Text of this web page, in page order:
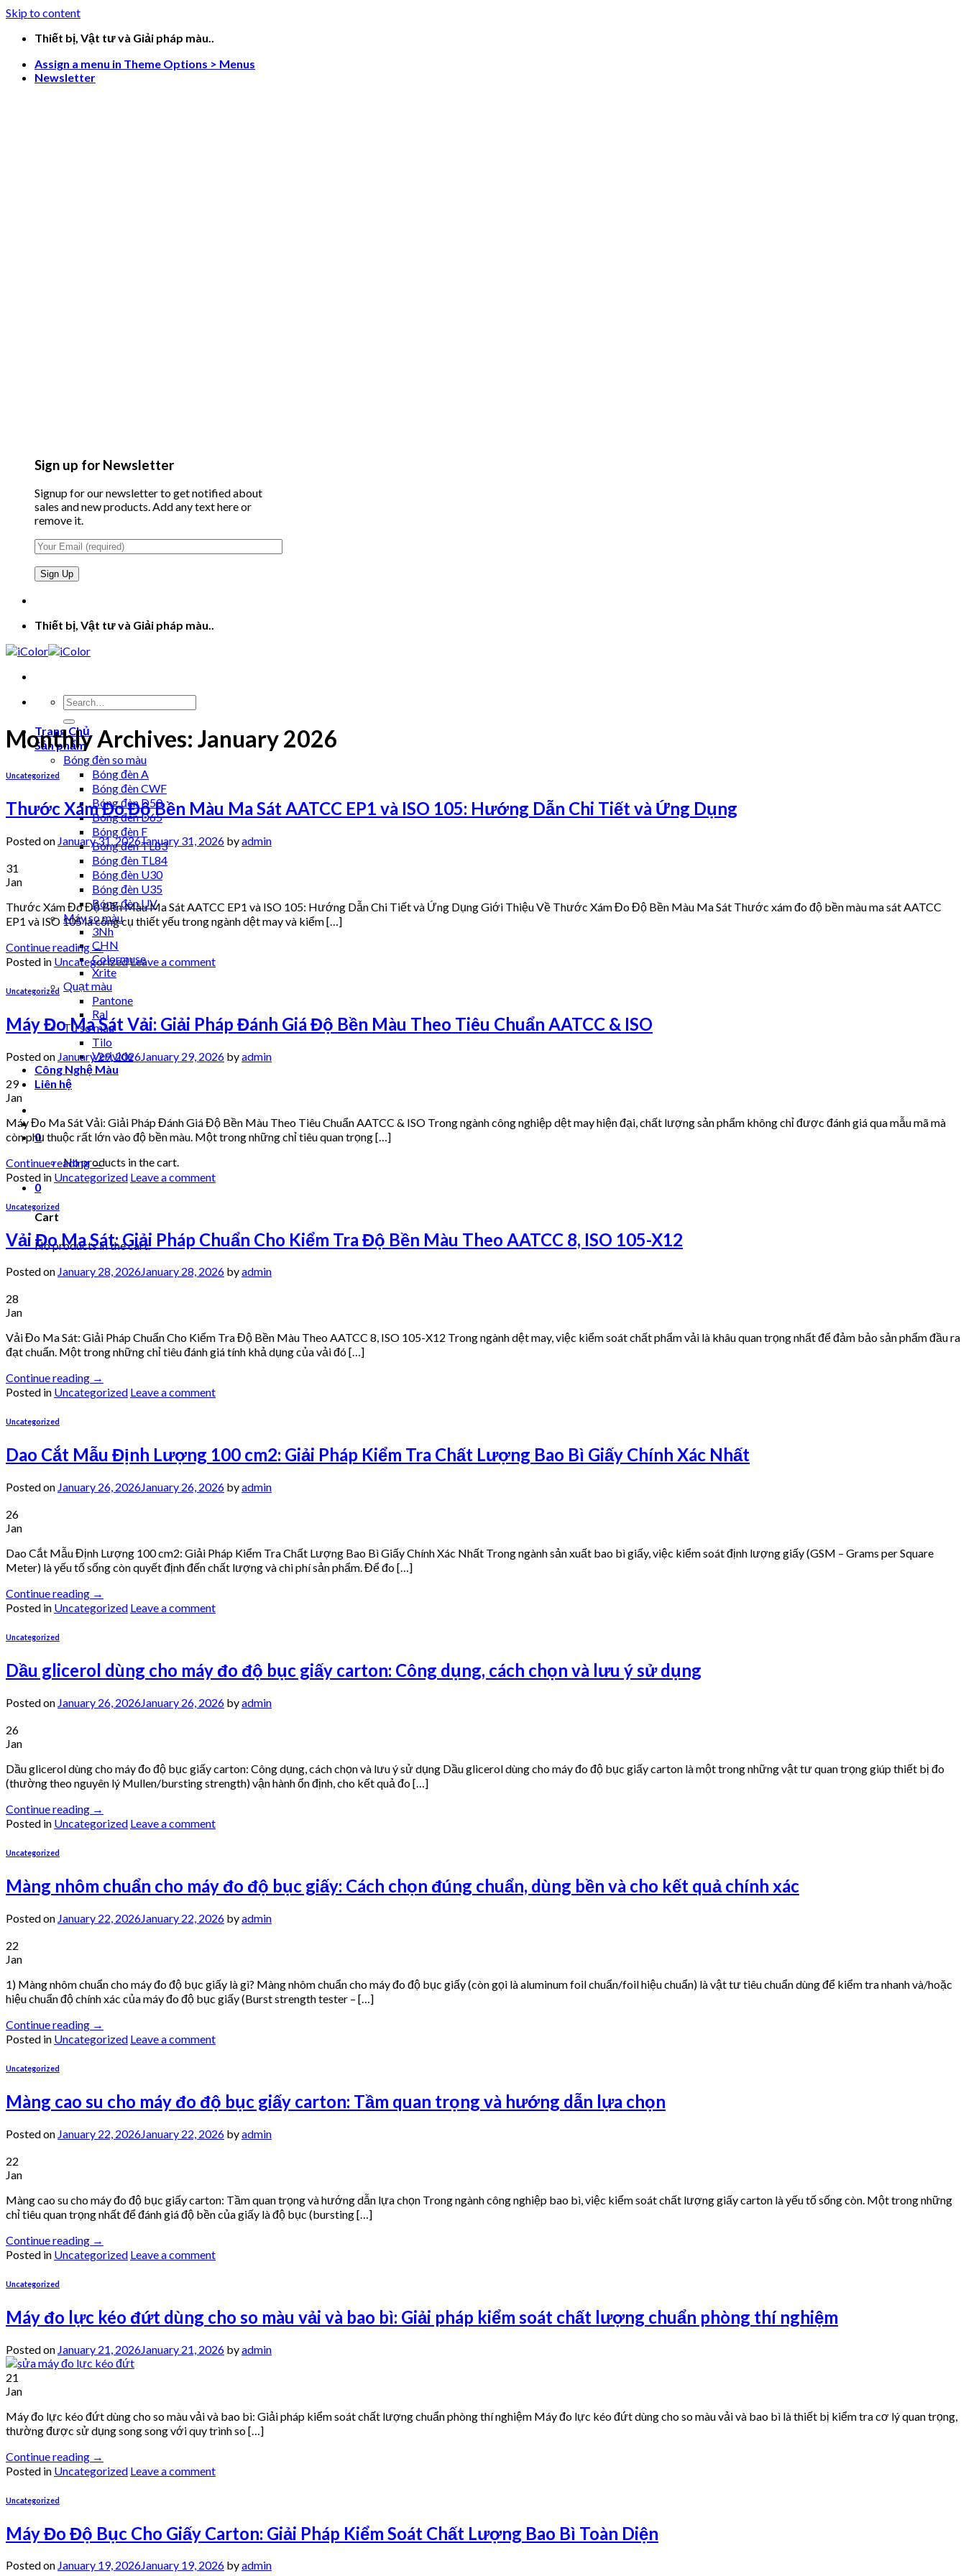
Skip to content
Thiết bị, Vật tư và Giải pháp màu..
Assign a menu in Theme Options > Menus
Newsletter
Sign up for Newsletter
Signup for our newsletter to get notified about
sales and new products. Add any text here or
remove it.
Thiết bị, Vật tư và Giải pháp màu..
Trang Chủ
Sản phẩm
Bóng đèn so màu
Bóng đèn A
Bóng đèn CWF
Bóng đèn D50
Bóng đèn D65
Bóng đèn F
Bóng đèn TL83
Bóng đèn TL84
Bóng đèn U30
Bóng đèn U35
Bóng đèn UV
Máy so màu
3Nh
CHN
Colormuse
Xrite
Quạt màu
Pantone
Ral
Tủ so màu
Tilo
Verivide
Công Nghệ Màu
Liên hệ
0
No products in the cart.
0
Cart
No products in the cart.
Monthly Archives: January 2026
Uncategorized
Thước Xám Đo Độ Bền Màu Ma Sát AATCC EP1 và ISO 105: Hướng Dẫn Chi Tiết và Ứng Dụng
Posted on January 31, 2026January 31, 2026 byadmin
31
Jan
Thước Xám Đo Độ Bền Màu Ma Sát AATCC EP1 và ISO 105: Hướng Dẫn Chi Tiết và Ứng Dụng Giới Thiệu Về Thước Xám Đo Độ Bền Màu Ma Sát Thước xám đo độ bền màu ma sát AATCC
EP1 và ISO 105 là công cụ thiết yếu trong ngành dệt may và kiểm […]
Continue reading→
Posted in UncategorizedLeave a comment
Uncategorized
Máy Đo Ma Sát Vải: Giải Pháp Đánh Giá Độ Bền Màu Theo Tiêu Chuẩn AATCC & ISO
Posted on January 29, 2026January 29, 2026 byadmin
29
Jan
Máy Đo Ma Sát Vải: Giải Pháp Đánh Giá Độ Bền Màu Theo Tiêu Chuẩn AATCC & ISO Trong ngành công nghiệp dệt may hiện đại, chất lượng sản phẩm không chỉ được đánh giá qua mẫu mã mà
còn phụ thuộc rất lớn vào độ bền màu. Một trong những chỉ tiêu quan trọng […]
Continue reading→
Posted in Uncategorized Leave a comment
Uncategorized
Vải Đo Ma Sát: Giải Pháp Chuẩn Cho Kiểm Tra Độ Bền Màu Theo AATCC 8, ISO 105-X12
Posted on January 28, 2026January 28, 2026 byadmin
28
Jan
Vải Đo Ma Sát: Giải Pháp Chuẩn Cho Kiểm Tra Độ Bền Màu Theo AATCC 8, ISO 105-X12 Trong ngành dệt may, việc kiểm soát chất phẩm vải là khâu quan trọng nhất để đảm bảo sản phẩm đầu ra
đạt chuẩn. Một trong những chỉ tiêu đánh giá tính khả dụng của vải đó […]
Continue reading →
Posted in Uncategorized Leave a comment
Uncategorized
Dao Cắt Mẫu Định Lượng 100 cm2: Giải Pháp Kiểm Tra Chất Lượng Bao Bì Giấy Chính Xác Nhất
Posted on January 26, 2026January 26, 2026 byadmin
26
Jan
Dao Cắt Mẫu Định Lượng 100 cm2: Giải Pháp Kiểm Tra Chất Lượng Bao Bì Giấy Chính Xác Nhất Trong ngành sản xuất bao bì giấy, việc kiểm soát định lượng giấy (GSM – Grams per Square
Meter) là yếu tố sống còn quyết định đến chất lượng và chi phí sản phẩm. Để đo […]
Continue reading →
Posted in Uncategorized Leave a comment
Uncategorized
Dầu glicerol dùng cho máy đo độ bục giấy carton: Công dụng, cách chọn và lưu ý sử dụng
Posted on January 26, 2026January 26, 2026 byadmin
26
Jan
Dầu glicerol dùng cho máy đo độ bục giấy carton: Công dụng, cách chọn và lưu ý sử dụng Dầu glicerol dùng cho máy đo độ bục giấy carton là một trong những vật tư quan trọng giúp thiết bị đo
(thường theo nguyên lý Mullen/bursting strength) vận hành ổn định, cho kết quả đo […]
Continue reading →
Posted in Uncategorized Leave a comment
Uncategorized
Màng nhôm chuẩn cho máy đo độ bục giấy: Cách chọn đúng chuẩn, dùng bền và cho kết quả chính xác
Posted on January 22, 2026January 22, 2026 byadmin
22
Jan
1) Màng nhôm chuẩn cho máy đo độ bục giấy là gì? Màng nhôm chuẩn cho máy đo độ bục giấy (còn gọi là aluminum foil chuẩn/foil hiệu chuẩn) là vật tư tiêu chuẩn dùng để kiểm tra nhanh và/hoặc
hiệu chuẩn độ chính xác của máy đo độ bục giấy (Burst strength tester – […]
Continue reading →
Posted in Uncategorized Leave a comment
Uncategorized
Màng cao su cho máy đo độ bục giấy carton: Tầm quan trọng và hướng dẫn lựa chọn
Posted on January 22, 2026January 22, 2026 byadmin
22
Jan
Màng cao su cho máy đo độ bục giấy carton: Tầm quan trọng và hướng dẫn lựa chọn Trong ngành công nghiệp bao bì, việc kiểm soát chất lượng giấy carton là yếu tố sống còn. Một trong những
chỉ tiêu quan trọng nhất để đánh giá độ bền của giấy là độ bục (bursting […]
Continue reading →
Posted in Uncategorized Leave a comment
Uncategorized
Máy đo lực kéo đứt dùng cho so màu vải và bao bì: Giải pháp kiểm soát chất lượng chuẩn phòng thí nghiệm
Posted on January 21, 2026January 21, 2026 byadmin
21
Jan
Máy đo lực kéo đứt dùng cho so màu vải và bao bì: Giải pháp kiểm soát chất lượng chuẩn phòng thí nghiệm Máy đo lực kéo đứt dùng cho so màu vải và bao bì là thiết bị kiểm tra cơ lý quan trọng,
thường được sử dụng song song với quy trình so […]
Continue reading →
Posted in Uncategorized Leave a comment
Uncategorized
Máy Đo Độ Bục Cho Giấy Carton: Giải Pháp Kiểm Soát Chất Lượng Bao Bì Toàn Diện
Posted on January 19, 2026January 19, 2026 byadmin